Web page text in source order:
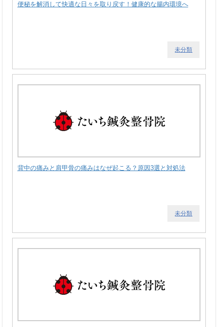
便秘を解消して快適な日々を取り戻す！健康的な腸内環境へ
未分類
背中の痛みと肩甲骨の痛みはなぜ起こる？原因3選と対処法
未分類